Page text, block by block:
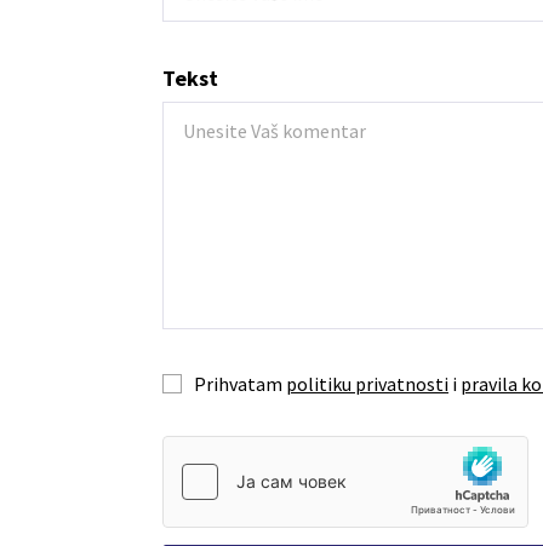
Tekst
Prihvatam politiku privatnosti i pravila